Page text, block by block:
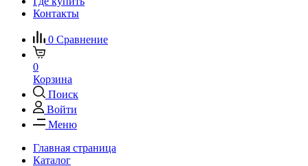
Контакты
0 Сравнение
0
Корзина
Поиск
Войти
Меню
Главная страница
Каталог